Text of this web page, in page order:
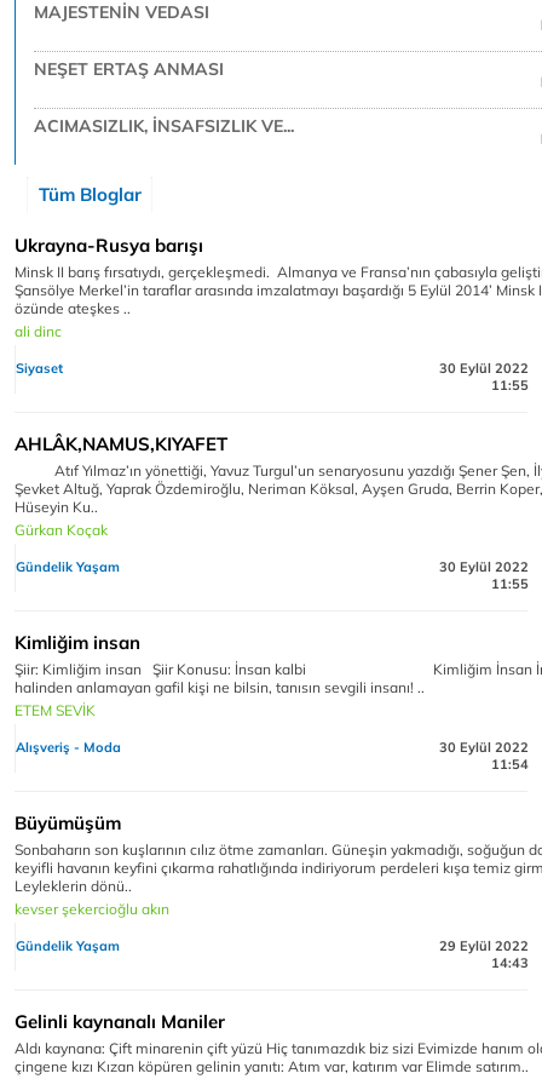
MAJESTENİN VEDASI
NEŞET ERTAŞ ANMASI
ACIMASIZLIK, İNSAFSIZLIK VE...
Tüm Bloglar
Ukrayna-Rusya barışı
Minsk II barış fırsatıydı, gerçekleşmedi. Almanya ve Fransa’nın çabasıyla
Şansölye Merkel’in taraflar arasında imzalatmayı başardığı 5 Eylül 2014’ Minsk
özünde ateşkes ..
ali dinc
Siyaset
30 Eylül 2022
11:55
AHLÂK,NAMUS,KIYAFET
Atıf Yılmaz’ın yönettiği, Yavuz Turgul’un senaryosunu yazdığı Şener Şen,
Şevket Altuğ, Yaprak Özdemiroğlu, Neriman Köksal, Ayşen Gruda, Berrin
Hüseyin Ku..
Gürkan Koçak
Gündelik Yaşam
30 Eylül 2022
11:55
Kimliğim insan
Şiir: Kimliğim insan Şiir Konusu: İnsan kalbi Kimliğim İnsan
halinden anlamayan gafil kişi ne bilsin, tanısın sevgili insanı! ..
ETEM SEVİK
Alışveriş - Moda
30 Eylül 2022
11:54
Büyümüşüm
Sonbaharın son kuşlarının cılız ötme zamanları. Güneşin yakmadığı, soğuğun
keyifli havanın keyfini çıkarma rahatlığında indiriyorum perdeleri kışa temiz
Leyleklerin dönü..
kevser şekercioğlu akın
Gündelik Yaşam
29 Eylül 2022
14:43
Gelinli kaynanalı Maniler
Aldı kaynana: Çift minarenin çift yüzü Hiç tanımazdık biz sizi Evimizde hanım
çingene kızı Kızan köpüren gelinin yanıtı: Atım var, katırım var Elimde satırım..